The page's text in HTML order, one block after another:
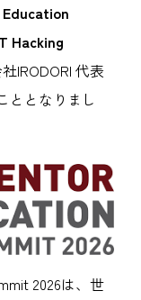
Education
Hacking
IRODORI 代表
ととなりまし
2026は、世